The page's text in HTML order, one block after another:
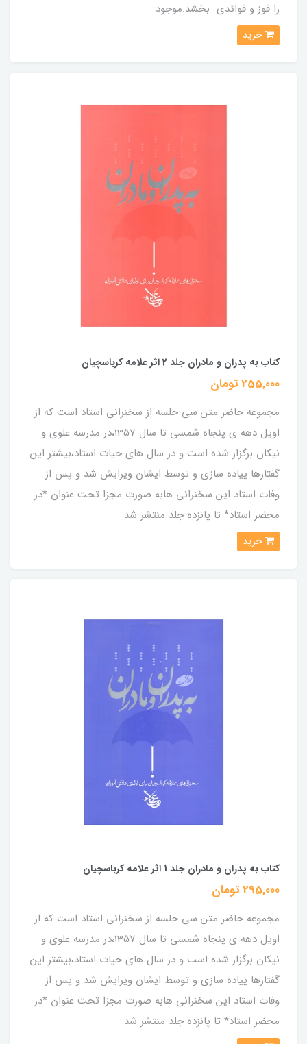
را فوز و فوائدی بخشد.موجود
کتاب به پدران و مادران جلد 2 اثر علامه کرباسچیان
255,000 تومان
مجموعه حاضر متن سی جلسه از سخنرانی استاد است که از
اویل دهه ی پنجاه شمسی تا سال 1357،در مدرسه علوی و
نیکان برگزار شده است و در سال های حیات استاد،بیشتر این
گفتارها پیاده سازی و توسط ایشان ویرایش شد و پس از
وفات استاد این سخنرانی هابه صورت مجزا تحت عنوان *در
محضر استاد* تا پانزده جلد منتشر شد
کتاب به پدران و مادران جلد 1 اثر علامه کرباسچیان
295,000 تومان
مجموعه حاضر متن سی جلسه از سخنرانی استاد است که از
اویل دهه ی پنجاه شمسی تا سال 1357،در مدرسه علوی و
نیکان برگزار شده است و در سال های حیات استاد،بیشتر این
گفتارها پیاده سازی و توسط ایشان ویرایش شد و پس از
وفات استاد این سخنرانی هابه صورت مجزا تحت عنوان *در
محضر استاد* تا پانزده جلد منتشر شد